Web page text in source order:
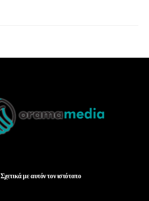
Top
Σχετικά με αυτόν τον ιστότοπο